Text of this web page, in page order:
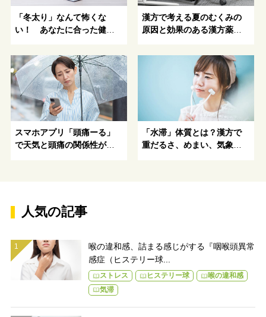
「冬太り」なんて怖くな
い！ あなたに合った健康
かる！
漢方で考える夏のむくみの
原因と効果のある漢方薬や
スマホアプリ「頭痛ーる」
で天気と頭痛の関係性が明
「水滞」体質とは？漢方で
重だるさ、めまい、気象変
人気の記事
喉の違和感、詰まる感じがする『咽喉頭異常
感症（ヒステリー球...
ストレス ヒステリー球
喉の違和感
気滞